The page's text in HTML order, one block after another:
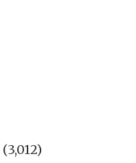
(3,012)